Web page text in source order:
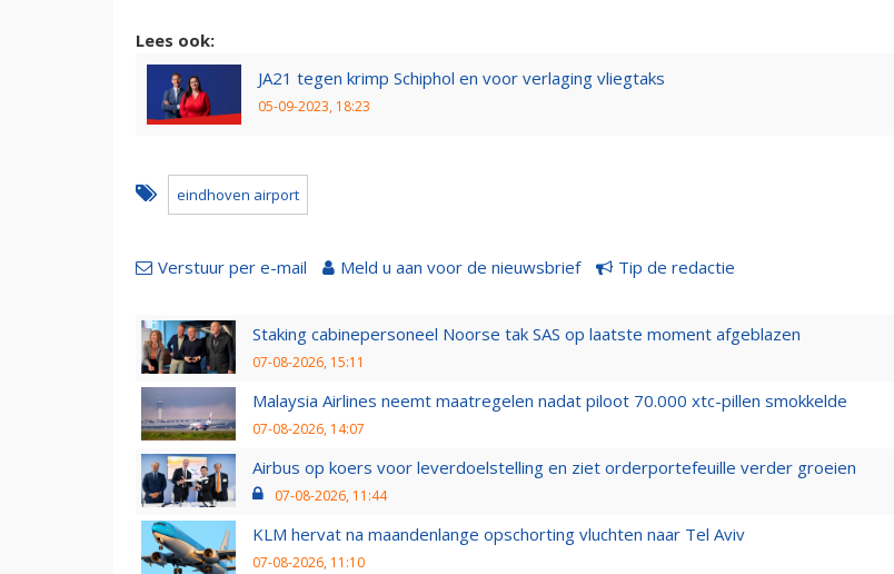
Lees ook:
JA21 tegen krimp Schiphol en voor verlaging vliegtaks
05-09-2023, 18:23
eindhoven airport
Verstuur per e-mail Meld u aan voor de nieuwsbrief Tip de redactie
Staking cabinepersoneel Noorse tak SAS op laatste moment afgeblazen
07-08-2026, 15:11
Malaysia Airlines neemt maatregelen nadat piloot 70.000 xtc-pillen smokkelde
07-08-2026, 14:07
Airbus op koers voor leverdoelstelling en ziet orderportefeuille verder groeien
07-08-2026, 11:44
KLM hervat na maandenlange opschorting vluchten naar Tel Aviv
07-08-2026, 11:10